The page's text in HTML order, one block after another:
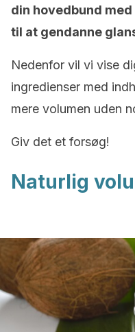
din hovedbund
til at gendanne
Nedenfor vil vi vise
ingredienser med
mere volumen uden
Giv det et forsøg!
Naturlig